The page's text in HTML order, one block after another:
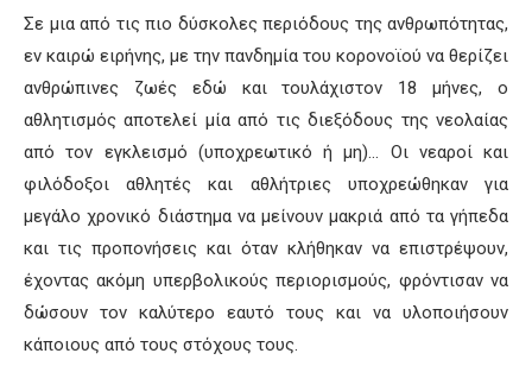
Σε μια από τις πιο δύσκολες περιόδους της ανθρωπότητας,
εν καιρώ ειρήνης, με την πανδημία του κορονοϊού να θερίζει
ανθρώπινες ζωές εδώ και τουλάχιστον 18 μήνες, ο
αθλητισμός αποτελεί μία από τις διεξόδους της νεολαίας
από τον εγκλεισμό (υποχρεωτικό ή μη)… Οι νεαροί και
φιλόδοξοι αθλητές και αθλήτριες υποχρεώθηκαν για
μεγάλο χρονικό διάστημα να μείνουν μακριά από τα γήπεδα
και τις προπονήσεις και όταν κλήθηκαν να επιστρέψουν,
έχοντας ακόμη υπερβολικούς περιορισμούς, φρόντισαν να
δώσουν τον καλύτερο εαυτό τους και να υλοποιήσουν
κάποιους από τους στόχους τους.